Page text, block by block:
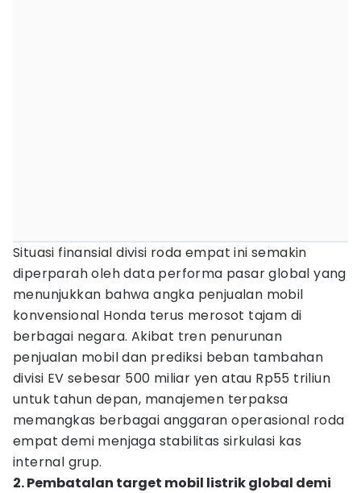
Situasi finansial divisi roda empat ini semakin
diperparah oleh data performa pasar global yang
menunjukkan bahwa angka penjualan mobil
konvensional Honda terus merosot tajam di
berbagai negara. Akibat tren penurunan
penjualan mobil dan prediksi beban tambahan
divisi EV sebesar 500 miliar yen atau Rp55 triliun
untuk tahun depan, manajemen terpaksa
memangkas berbagai anggaran operasional roda
empat demi menjaga stabilitas sirkulasi kas
internal grup.
2. Pembatalan target mobil listrik global demi